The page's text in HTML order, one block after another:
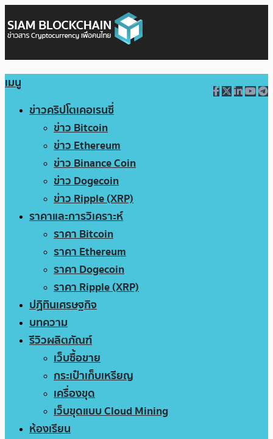
เมนู
ข่าวคริปโตเคอเรนซี่
ข่าว Bitcoin
ข่าว Ethereum
ข่าว Binance Coin
ข่าว Dogecoin
ข่าว Ripple (XRP)
ราคาและการวิเคราะห์
ราคา Bitcoin
ราคา Ethereum
ราคา Dogecoin
ราคา Ripple (XRP)
ปฏิทินเศรษฐกิจ
บทความ
รีวิวผลิตภัณฑ์
เว็บซื้อขาย
กระเป๋าเก็บเหรียญ
เครื่องขุด
เว็บขุดแบบ Cloud Mining
ห้องเรียน